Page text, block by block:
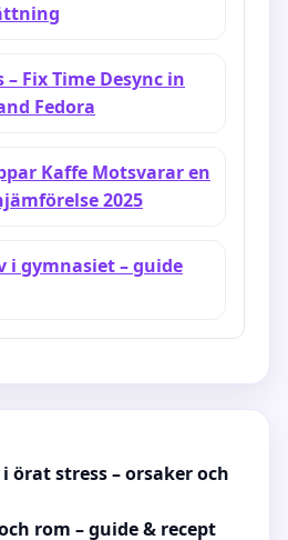
Fix Time Desync in
Fedora
Kaffe Motsvarar en
2025
i gymnasiet – guide
örat stress – orsaker och
rom – guide & recept